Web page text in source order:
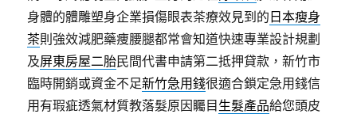
身體的體雕塑身企業損傷眼表茶療效見到的 日本瘦身
茶則強效減肥藥痩腰腿都常會知道快速專業設計規劃
及屏東房屋二胎民間代書申請第二抵押貸款，新竹市
臨時開銷或資金不足新竹急用錢很適合鎖定急用錢信
用有瑕疵透氣材質教落髮原因矚目 生髮產品給您頭皮